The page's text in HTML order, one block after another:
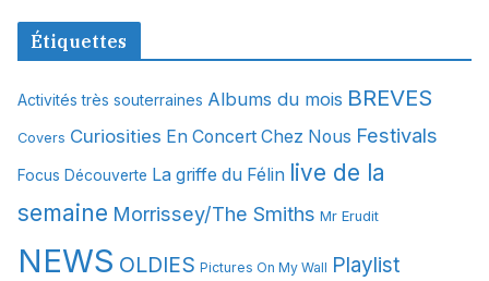
c
v
e
Étiquettes
Activités très souterraines Albums du mois BREVES
Covers Curiosities En Concert Chez Nous Festivals
Focus Découverte La griffe du Félin live de la
semaine Morrissey/The Smiths Mr Erudit
NEWS OLDIES Pictures On My Wall Playlist